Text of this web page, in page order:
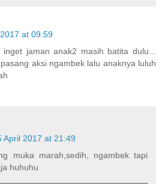
at 09:59
jaman anak2 masih batita dulu...
aksi ngambek lalu anaknya luluh
April 2017 at 21:49
muka marah,sedih, ngambek tapi
huhuhu